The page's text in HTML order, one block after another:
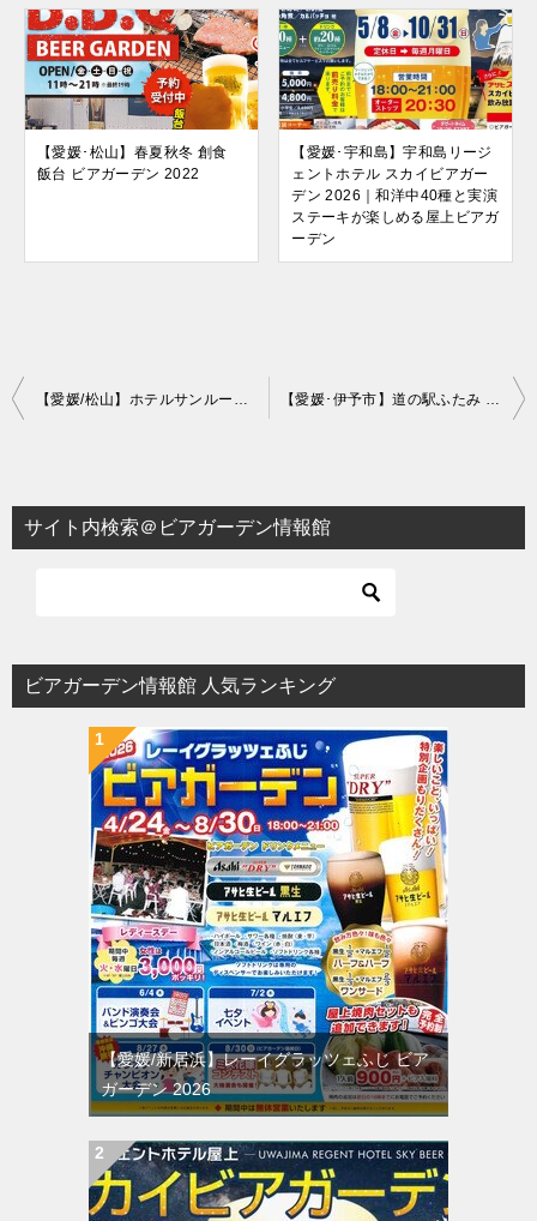
【愛媛･松山】春夏秋冬 創食
飯台 ビアガーデン 2022
【愛媛･宇和島】宇和島リージ
ェントホテル スカイビアガー
デン 2026｜和洋中40種と実演
ステーキが楽しめる屋上ビアガ
ーデン
投
ビ
ゲ
ョ
ン
サイト内検索＠ビアガーデン情報館
ビアガーデン情報館 人気ランキング
【愛媛/新居浜】レーイグラッツェふじ ビア
ガーデン 2026